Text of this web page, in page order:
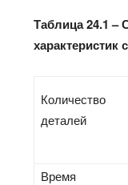
Таблица 24.1 –
характеристик
Количество
деталей
Время